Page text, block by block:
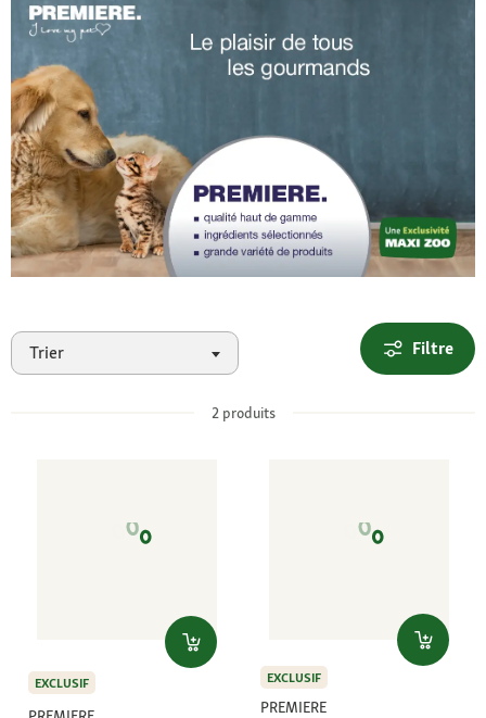
Trier Filtre
2produits
EXCLUSIF EXCLUSIF
PREMIERE